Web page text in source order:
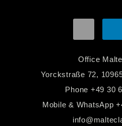
Office
Yorckstraße 72,
Phone +49 30
Mobile & WhatsApp